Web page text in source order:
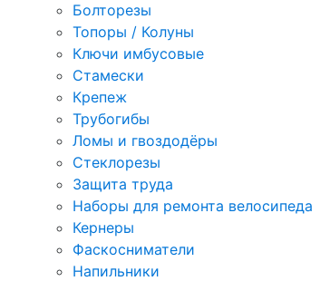
Болторезы
Топоры / Колуны
Ключи имбусовые
Стамески
Крепеж
Трубогибы
Ломы и гвоздодёры
Стеклорезы
Защита труда
Наборы для ремонта велосипеда
Кернеры
Фаскосниматели
Напильники